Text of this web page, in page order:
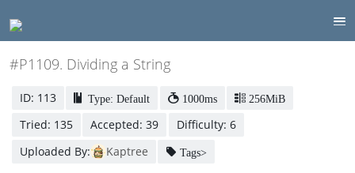
#P1109. Dividing a String
ID: 113 Type: Default 1000ms 256MiB
Tried: 135 Accepted: 39
Difficulty: 6
Uploaded By:
Kaptree Tags>